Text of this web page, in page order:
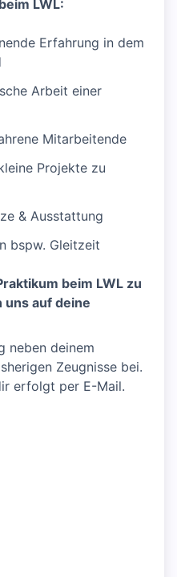
LWL:
Erfahrung in dem
Arbeit einer
Mitarbeitende
Projekte zu
& Ausstattung
bspw. Gleitzeit
beim LWL zu
auf deine
neben deinem
Zeugnisse bei.
erfolgt per E-Mail.